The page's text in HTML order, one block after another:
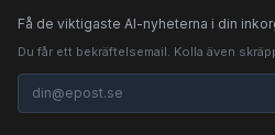
Få de viktigaste AI-nyheterna i din
Du får ett bekräftelsemail. Kolla även